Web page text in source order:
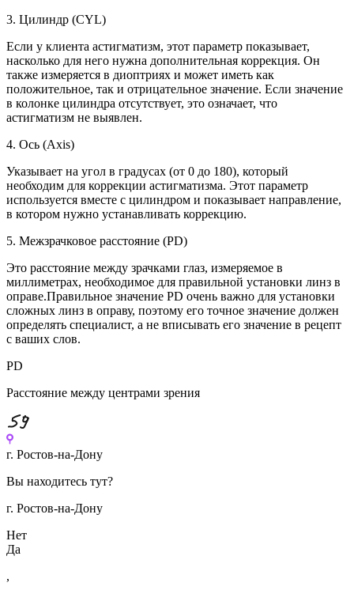
3. Цилиндр (CYL)
Если у клиента астигматизм, этот параметр показывает,
насколько для него нужна дополнительная коррекция. Он
также измеряется в диоптриях и может иметь как
положительное, так и отрицательное значение. Если значение
в колонке цилиндра отсутствует, это означает, что
астигматизм не выявлен.
4. Ось (Axis)
Указывает на угол в градусах (от 0 до 180), который
необходим для коррекции астигматизма. Этот параметр
используется вместе с цилиндром и показывает направление,
в котором нужно устанавливать коррекцию.
5. Межзрачковое расстояние (PD)
Это расстояние между зрачками глаз, измеряемое в
миллиметрах, необходимое для правильной установки линз в
оправе.Правильное значение PD очень важно для установки
сложных линз в оправу, поэтому его точное значение должен
определять специалист, а не вписывать его значение в рецепт
с ваших слов.
PD
Расстояние между центрами зрения
Перейти
к
г. Ростов-на-Дону
Вы находитесь тут?
г. Ростов-на-Дону
Нет
Да
,